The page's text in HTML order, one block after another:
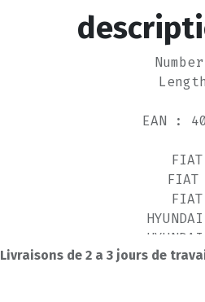
EAN :
FIAT
KIA
Livraisons de 2 a 3 jours de